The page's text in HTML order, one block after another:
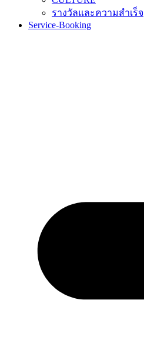
รางวัลและความสำเร็จ
Service-Booking